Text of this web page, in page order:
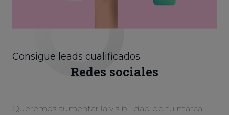
Consigue leads cualificados
Redes sociales
Queremos aumentar la visibilidad de tu marca,